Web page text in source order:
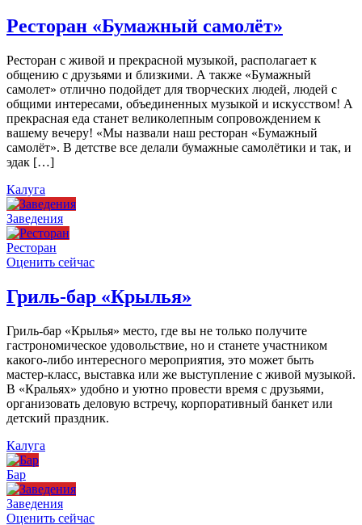
Ресторан «Бумажный самолёт»
Ресторан с живой и прекрасной музыкой, располагает к
общению с друзьями и близкими. А также «Бумажный
самолет» отлично подойдет для творческих людей, людей с
общими интересами, объединенных музыкой и искусством! А
прекрасная еда станет великолепным сопровождением к
вашему вечеру! «Мы назвали наш ресторан «Бумажный
самолёт». В детстве все делали бумажные самолётики и так, и
эдак […]
Калуга
Заведения
Ресторан
Оценить сейчас
Гриль-бар «Крылья»
Гриль-бар «Крылья» место, где вы не только получите
гастрономическое удовольствие, но и станете участником
какого-либо интересного мероприятия, это может быть
мастер-класс, выставка или же выступление с живой музыкой.
В «Кральях» удобно и уютно провести время с друзьями,
организовать деловую встречу, корпоративный банкет или
детский праздник.
Калуга
Бар
Заведения
Оценить сейчас